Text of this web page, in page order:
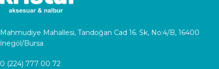
Mahmudiye Mahallesi, Tandoğan Cad 16. Sk, No:4/B, 16400
İnegöl/Bursa
0 (224) 777 00 72